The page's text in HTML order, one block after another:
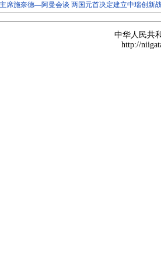
席施奈德—阿曼会谈 两国元首决定建立中瑞创新
中华人民共
http://